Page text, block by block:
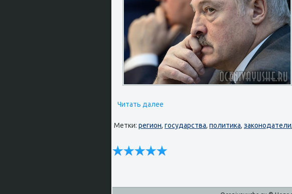
Читать далее
Метки: регион, государства, политика, законодатели,